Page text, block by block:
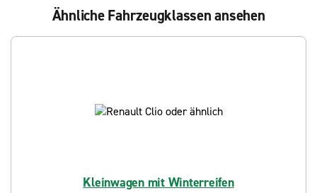
Ähnliche Fahrzeugklassen ansehen
Kleinwagen mit Winterreifen